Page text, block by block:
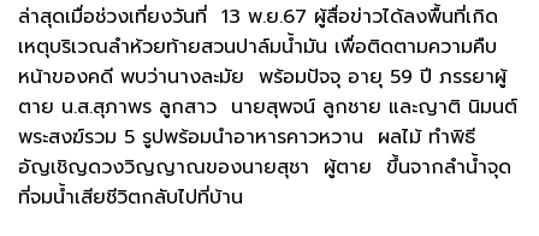
ล่าสุดเมื่อช่วงเที่ยงวันที่ 13 พ.ย.67 ผู้สื่อข่าวได้ลงพื้นที่เกิด
เหตุบริเวณลำห้วยท้ายสวนปาล์มน้ำมัน เพื่อติดตามความคืบ
หน้าของคดี พบว่านางละมัย พร้อมปัจจุ อายุ 59 ปี ภรรยาผู้
ตาย น.ส.สุภาพร ลูกสาว นายสุพจน์ ลูกชาย และญาติ นิมนต์
พระสงฆ์รวม 5 รูปพร้อมนำอาหารคาวหวาน ผลไม้ ทำพิธี
อัญเชิญดวงวิญญาณของนายสุชา ผู้ตาย ขึ้นจากลำน้ำจุด
ที่จมน้ำเสียชีวิตกลับไปที่บ้าน